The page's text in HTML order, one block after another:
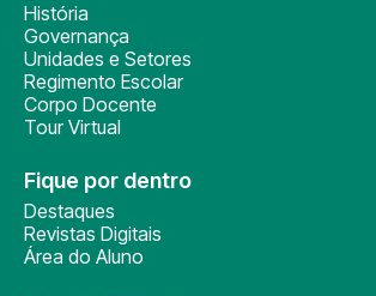
História
Governança
Unidades e Setores
Regimento Escolar
Corpo Docente
Tour Virtual
Fique por dentro
Destaques
Revistas Digitais
Área do Aluno